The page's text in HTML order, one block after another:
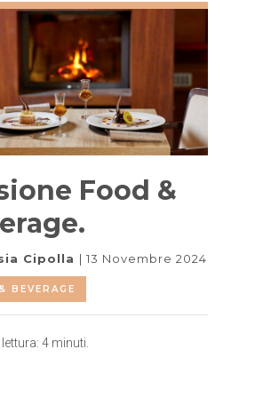
Food &
Cipolla 13 Novembre 2024
BEVERAGE
4 minuti.